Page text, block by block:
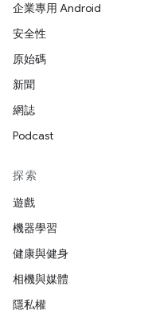
企業專用 Android
安全性
原始碼
新聞
網誌
Podcast
探索
遊戲
機器學習
健康與健身
相機與媒體
隱私權